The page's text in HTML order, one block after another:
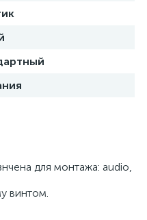
для монтажа: audio,
винтом.